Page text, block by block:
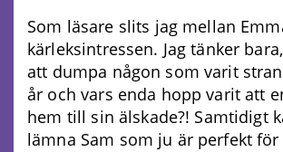
Som läsare slits jag mellan
kärleksintressen. Jag tänker
att dumpa någon som varit
år och vars enda hopp varit att
hem till sin älskade?! Samtidigt
lämna Sam som ju är perfekt för